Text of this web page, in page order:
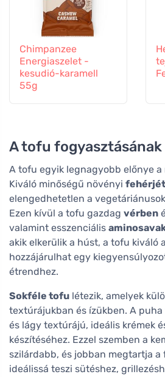
Chimpanzee
Energiaszelet -
kesudió-karamell
55g
A tofu
A tofu egyik legnagyobb előnye a
Kiváló minőségű növényi fehérjét
elengedhetetlen a
Ezen kívül a tofu gazdag vérben
valamint esszenciális
akik elkerülik a húst, a tofu kiváló
hozzájárulhat egy
étrendhez.
Sokféle tofu létezik, amelyek
textúrájukban és ízükben. A
és lágy textúrájú, ideális krémek
készítéséhez. Ezzel szemben a
szilárdabb, és jobban megtartja a
ideálissá teszi sütéshez,